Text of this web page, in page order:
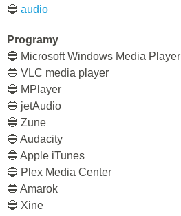
🔵 audio
Programy
🔵 Microsoft Windows Media Player
🔵 VLC media player
🔵 MPlayer
🔵 jetAudio
🔵 Zune
🔵 Audacity
🔵 Apple iTunes
🔵 Plex Media Center
🔵 Amarok
🔵 Xine